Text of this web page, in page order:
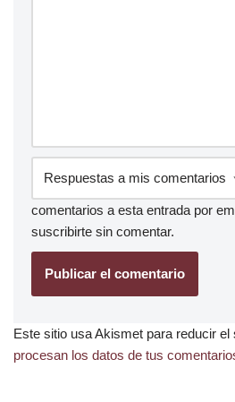
comentarios a esta entrada por
suscribirte sin comentar.
Este sitio usa Akismet para reducir el
procesan los datos de tus